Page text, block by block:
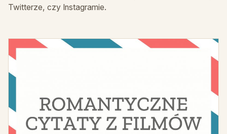
Twitterze, czy Instagramie.